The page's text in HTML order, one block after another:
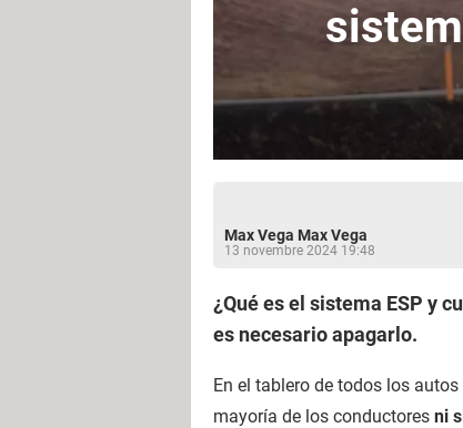
Max Vega Max Vega
13 novembre 2024 19:48
¿Qué es el sistema ESP y
es necesario apagarlo.
En el tablero de todos los
mayoría de los conductores ni